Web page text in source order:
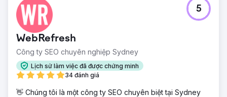
WebRefresh
Công ty SEO chuyên nghiệp Sydney
Lịch sử làm việc đã được chứng minh
34 đánh giá
5
👋 Chúng tôi là một công ty SEO chuyên biệt tại Sydney